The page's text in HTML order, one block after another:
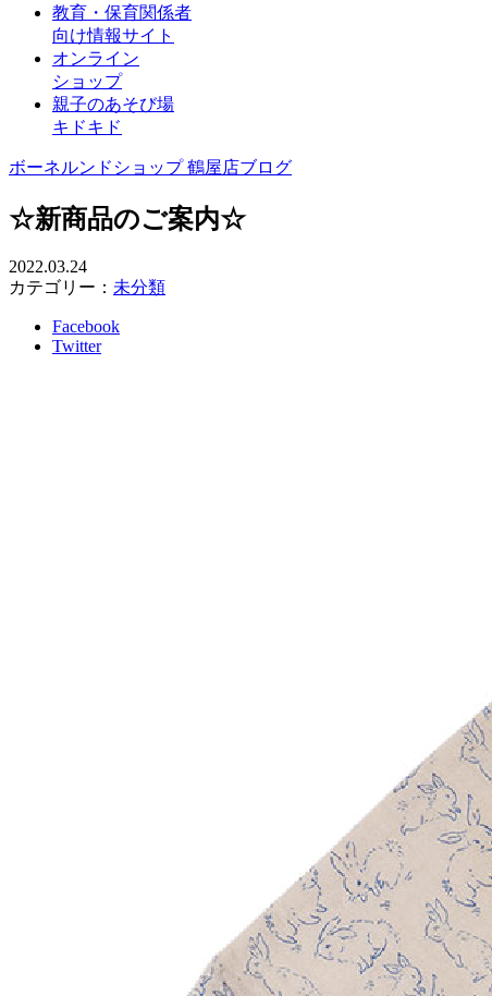
教育・保育関係者
向け情報サイト
オンライン
ショップ
親子のあそび場
キドキド
ボーネルンドショップ 鶴屋店ブログ
☆新商品のご案内☆
2022.03.24
カテゴリー： 未分類
Facebook
Twitter